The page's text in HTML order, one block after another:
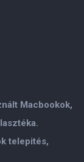
Macbookok,
telepités,